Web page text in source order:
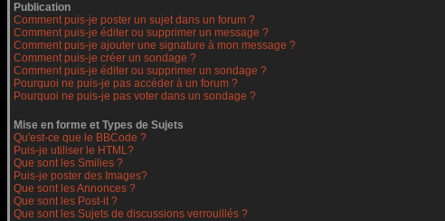
Publication
Comment puis-je poster un sujet dans un forum ?
Comment puis-je éditer ou supprimer un message ?
Comment puis-je ajouter une signature à mon message ?
Comment puis-je créer un sondage ?
Comment puis-je éditer ou supprimer un sondage ?
Pourquoi ne puis-je pas accéder à un forum ?
Pourquoi ne puis-je pas voter dans un sondage ?
Mise en forme et Types de Sujets
Qu'est-ce que le BBCode ?
Puis-je utiliser le HTML?
Que sont les Smilies ?
Puis-je poster des Images?
Que sont les Annonces ?
Que sont les Post-it ?
Que sont les Sujets de discussions verrouillés ?